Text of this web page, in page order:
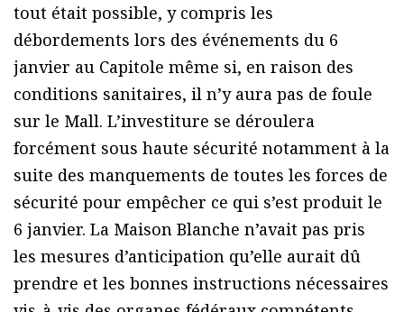
tout était possible, y compris les
débordements lors des événements du 6
janvier au Capitole même si, en raison des
conditions sanitaires, il n’y aura pas de foule
sur le Mall. L’investiture se déroulera
forcément sous haute sécurité notamment à la
suite des manquements de toutes les forces de
sécurité pour empêcher ce qui s’est produit le
6 janvier. La Maison Blanche n’avait pas pris
les mesures d’anticipation qu’elle aurait dû
prendre et les bonnes instructions nécessaires